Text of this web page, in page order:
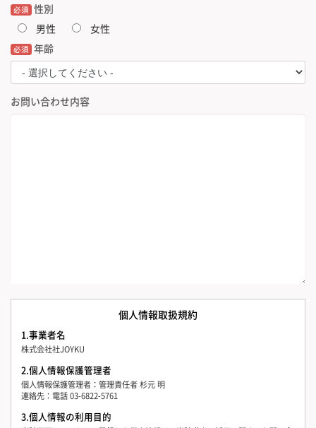
必須 性別
男性
女性
必須 年齢
お問い合わせ内容
個人情報取扱規約
1.事業者名
株式会社社JOYKU
2.個人情報保護管理者
個人情報保護管理者：管理責任者 杉元 明
連絡先：電話 03-6822-5761
3.個人情報の利用目的